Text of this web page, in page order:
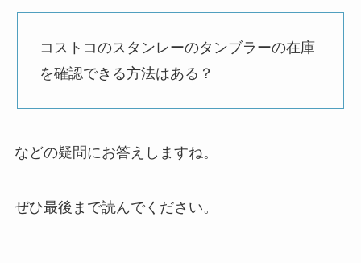
コストコのスタンレーのタンブラーの在庫
を確認できる方法はある？
などの疑問にお答えしますね。
ぜひ最後まで読んでください。